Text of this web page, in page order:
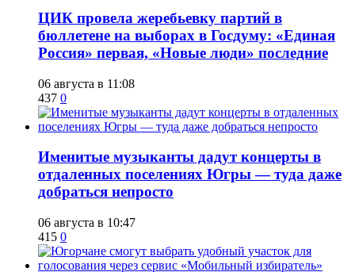
ЦИК провела жеребьевку партий в
бюллетене на выборах в Госдуму: «Единая
Россия» первая, «Новые люди» последние
06 августа в 11:08
437 0
Именитые музыканты дадут концерты в
отдаленных поселениях Югры — туда даже
добраться непросто
06 августа в 10:47
415 0